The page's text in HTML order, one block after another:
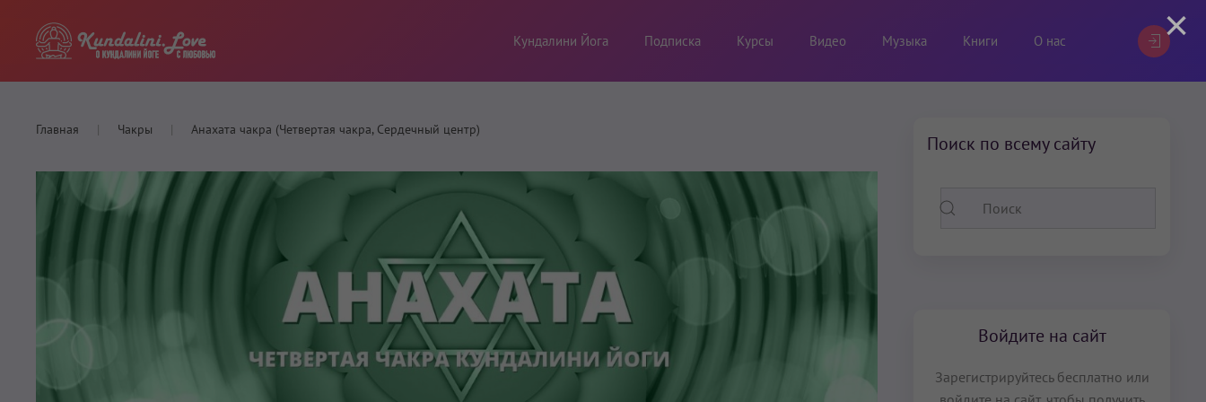
Кундалини Йога Подписка Курсы Видео Музыка Книги О нас
Главная Чакры Анахата чакра (Четвертая чакра, Сердечный центр)
Поиск по всему сайту
Войдите на сайт
Зарегистрируйтесь бесплатно или
×